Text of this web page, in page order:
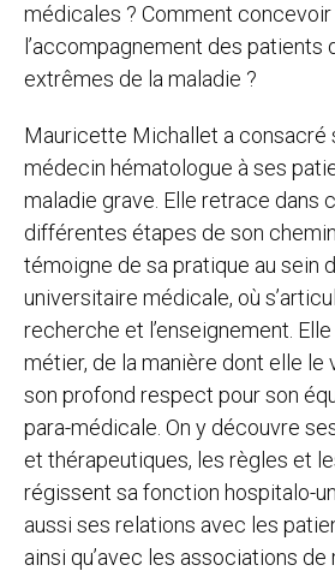
médicales ? Comment concevoir
l’accompagnement des patients
extrêmes de la maladie ?
Mauricette Michallet a consacré
médecin hématologue à ses
maladie grave. Elle retrace dans
différentes étapes de son
témoigne de sa pratique au sein
universitaire médicale, où
recherche et l’enseignement.
métier, de la manière dont elle le
son profond respect pour son
para-médicale. On y découvre
et thérapeutiques, les règles et
régissent sa fonction hospitalo-
aussi ses relations avec les
ainsi qu’avec les associations de